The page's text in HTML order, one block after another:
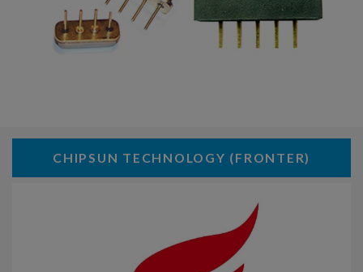
CHIPSUN TECHNOLOGY (FRONTER)